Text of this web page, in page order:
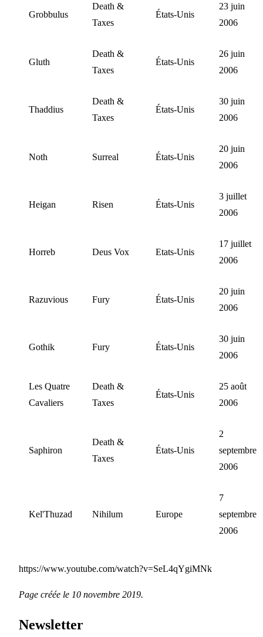
Grobbulus
Death &
Taxes
États-Unis
23 juin
2006
Gluth
Death &
Taxes
États-Unis
26 juin
2006
Thaddius
Death &
Taxes
États-Unis
30 juin
2006
Noth Surreal États-Unis
20 juin
2006
Heigan Risen États-Unis
3 juillet
2006
Horreb Deus Vox Etats-Unis
17 juillet
2006
Razuvious Fury États-Unis
20 juin
2006
Gothik Fury États-Unis
30 juin
2006
Les Quatre
Cavaliers
Death &
Taxes
États-Unis
25 août
2006
Saphiron
Death &
Taxes
États-Unis
2
septembre
2006
Kel'Thuzad Nihilum Europe
7
septembre
2006
https://www.youtube.com/watch?v=SeL4qYgiMNk
Page créée le 10 novembre 2019.
Newsletter